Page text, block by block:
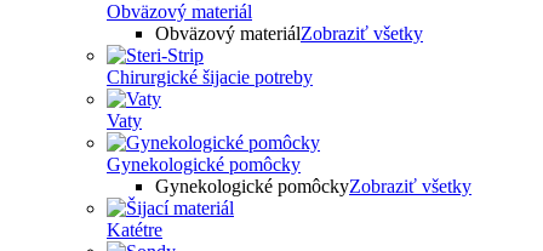
Obväzový materiál
Obväzový materiálZobraziť všetky
Chirurgické šijacie potreby
Vaty
Gynekologické pomôcky
Gynekologické pomôckyZobraziť všetky
Katétre